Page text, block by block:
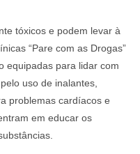
tóxicos e podem levar à
“Pare com as Drogas”
equipadas para lidar com
uso de inalantes,
problemas cardíacos e
em educar os